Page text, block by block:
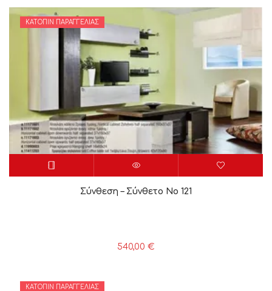
ΚΑΤΌΠΙΝ ΠΑΡΑΓΓΕΛΊΑΣ
Σύνθεση – Σύνθετο Νο 121
540,00 €
ΚΑΤΌΠΙΝ ΠΑΡΑΓΓΕΛΊΑΣ